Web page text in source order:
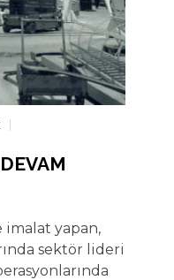
yapan,
sektör lideri